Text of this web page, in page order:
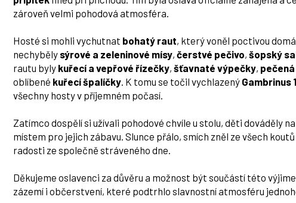
zároveň velmi pohodová atmosféra.
Hosté si mohli vychutnat bohatý raut, který voněl poctivou
nechyběly sýrové a zeleninové mísy, čerstvé pečivo, šopský
rautu byly kuřecí a vepřové řízečky, šťavnaté výpečky,
oblíbené kuřecí špalíčky. K tomu se točil vychlazený Gambrinus
všechny hosty v příjemném počasí.
Zatímco dospělí si užívali pohodové chvíle u stolu, děti dováděly
místem pro jejich zábavu. Slunce přálo, smích zněl ze všech
radosti ze společně stráveného dne.
Děkujeme oslavenci za důvěru a možnost být součástí této
zázemí i občerstvení, které podtrhlo slavnostní atmosféru